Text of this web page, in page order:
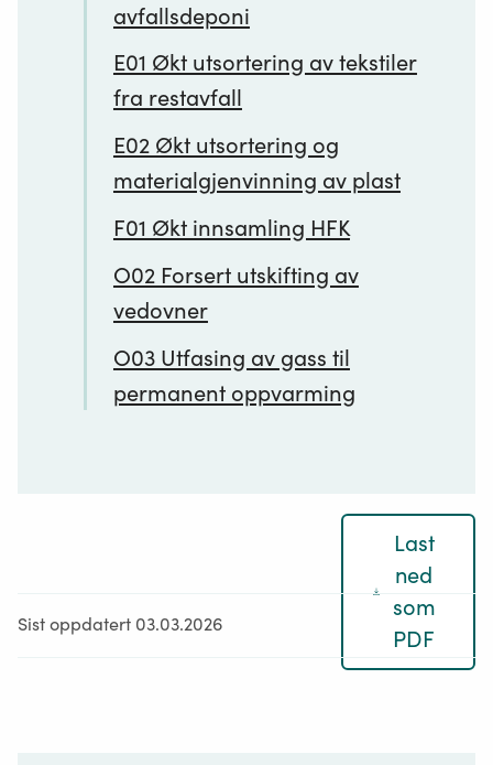
avfallsdeponi
E01 Økt utsortering av tekstiler
fra restavfall
E02 Økt utsortering og
materialgjenvinning av plast
F01 Økt innsamling HFK
O02 Forsert utskifting av
vedovner
O03 Utfasing av gass til
permanent oppvarming
Last
ned
som
PDF
Sist oppdatert 03.03.2026